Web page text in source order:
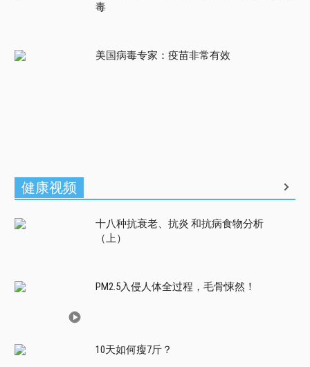
毒
美国病毒专家：疫苗非常有效
健康视频
十八种抗衰老、抗炎 和抗病食物分析
（上）
PM2.5入侵人体全过程，毛骨悚然！
10天如何瘦7斤？